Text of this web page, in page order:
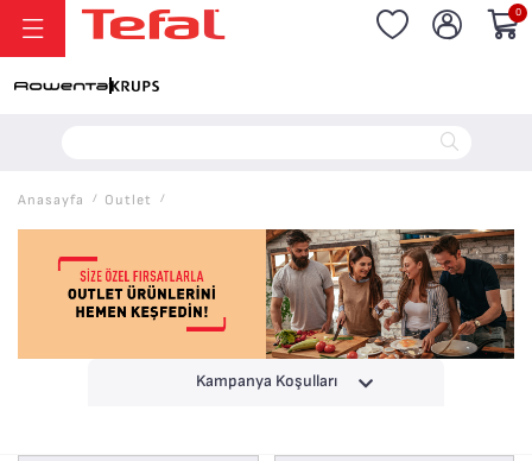
20.000 TL ve Üzeri Alışverişlerinizde Vade Farksız 6 Taksit!
0
Anasayfa / Outlet /
Kampanya Koşulları